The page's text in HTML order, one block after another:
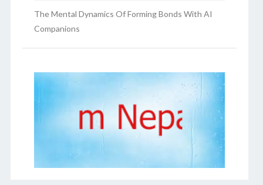
The Mental Dynamics Of Forming Bonds With AI
Companions